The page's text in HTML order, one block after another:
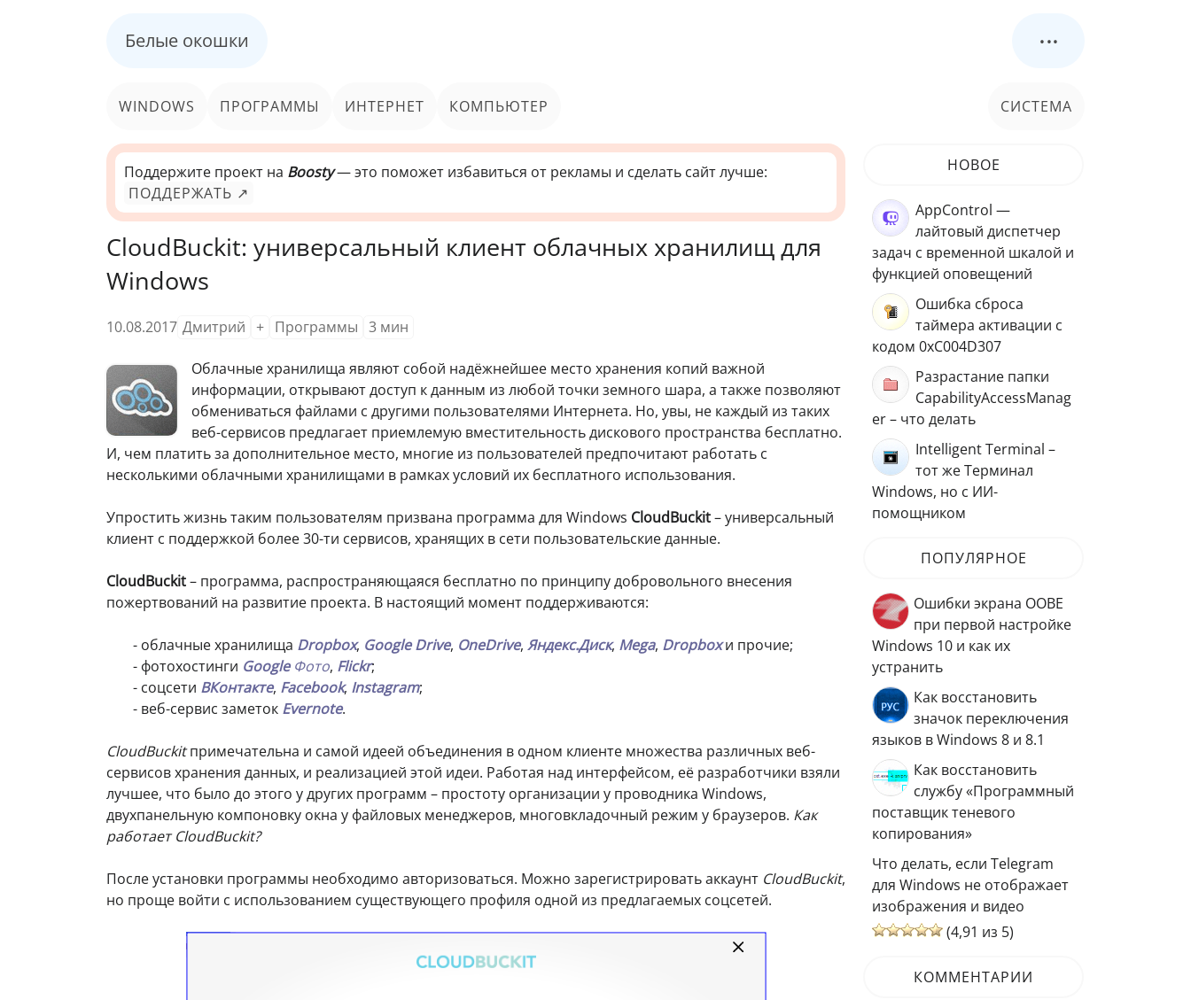
Белые окошки ...
WINDOWS ПРОГРАММЫ ИНТЕРНЕТ КОМПЬЮТЕР СИСТЕМА
Поддержите проект на Boosty— это поможет избавиться от рекламы и сделать сайт лучше:
ПОДДЕРЖАТЬ ↗
CloudBuckit: универсальный клиент облачных хранилищ для
Windows
10.08.2017 Дмитрий + Программы 3 мин
Облачные хранилища являют собой надёжнейшее место хранения копий важной
информации, открывают доступ к данным из любой точки земного шара, а также позволяют
обмениваться файлами с другими пользователями Интернета. Но, увы, не каждый из таких
веб-сервисов предлагает приемлемую вместительность дискового пространства бесплатно.
И, чем платить за дополнительное место, многие из пользователей предпочитают работать с
несколькими облачными хранилищами в рамках условий их бесплатного использования.
Упростить жизнь таким пользователям призвана программа для Windows CloudBuckit– универсальный
клиент с поддержкой более 30-ти сервисов, хранящих в сети пользовательские данные.
CloudBuckit– программа, распространяющаяся бесплатно по принципу добровольного внесения
пожертвований на развитие проекта. В настоящий момент поддерживаются:
- облачные хранилища Dropbox, Google Drive, OneDrive, Яндекс.Диск, Mega, Dropboxи прочие;
- фотохостинги Google Фото, Flickr;
- соцсети ВКонтакте, Facebook, Instagram;
- веб-сервис заметок Evernote.
CloudBuckitпримечательна и самой идеей объединения в одном клиенте множества различных веб-
сервисов хранения данных, и реализацией этой идеи. Работая над интерфейсом, её разработчики взяли
лучшее, что было до этого у других программ – простоту организации у проводника Windows,
двухпанельную компоновку окна у файловых менеджеров, многовкладочный режим у браузеров. Как
работает CloudBuckit?
После установки программы необходимо авторизоваться. Можно зарегистрировать аккаунт CloudBuckit,
но проще войти с использованием существующего профиля одной из предлагаемых соцсетей.
НОВОЕ
AppControl —
лайтовый диспетчер
задач с временной шкалой и
функцией оповещений
Ошибка сброса
таймера активации с
кодом 0xC004D307
Разрастание папки
CapabilityAccessManag
er – что делать
Intelligent Terminal –
тот же Терминал
Windows, но с ИИ-
помощником
ПОПУЛЯРНОЕ
Ошибки экрана OOBE
при первой настройке
Windows 10 и как их
устранить
Как восстановить
значок переключения
языков в Windows 8 и 8.1
Как восстановить
службу «Программный
поставщик теневого
копирования»
Что делать, если Telegram
для Windows не отображает
изображения и видео
(4,91 из 5)
КОММЕНТАРИИ